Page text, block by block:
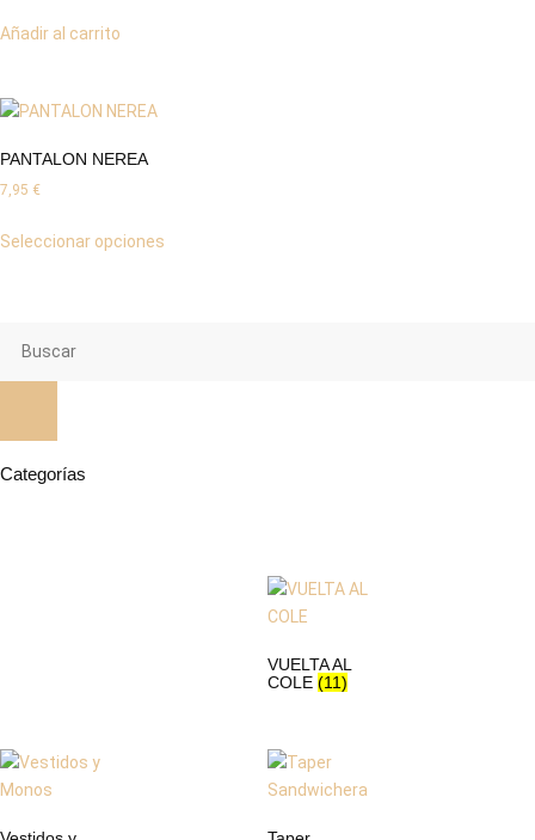
Añadir al carrito
PANTALON NEREA
7,95 €
Seleccionar opciones
Categorías
VUELTA AL
COLE (11)